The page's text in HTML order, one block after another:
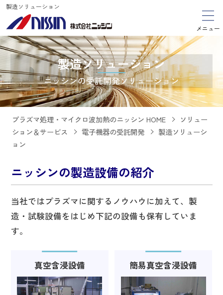
製造ソリューション
メニュー
製造ソリューション
ニッシンの受託開発ソリューション
プラズマ処理・マイクロ波加熱のニッシン HOME
ソリュー
ション＆サービス
電子機器の受託開発
製造ソリューシ
ョン
ニッシンの製造設備の紹介
当社ではプラズマに関するノウハウに加えて、製
造・試験設備をはじめ下記の設備も保有していま
す。
真空含浸設備 簡易真空含浸設備